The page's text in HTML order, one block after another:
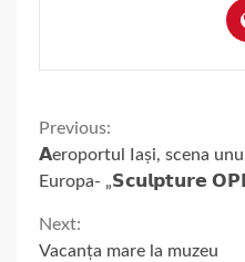
Continue
Reading
Previous:
𝗔eroportul Iași, scena
Europa- „𝗦𝗰𝘂𝗹𝗽𝘁𝘂𝗿𝗲
Next:
Vacanța mare la muzeu